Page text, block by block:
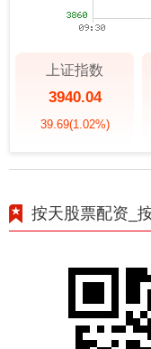
上证指数
3940.04
39.69(1.02%)
按天股票配资_